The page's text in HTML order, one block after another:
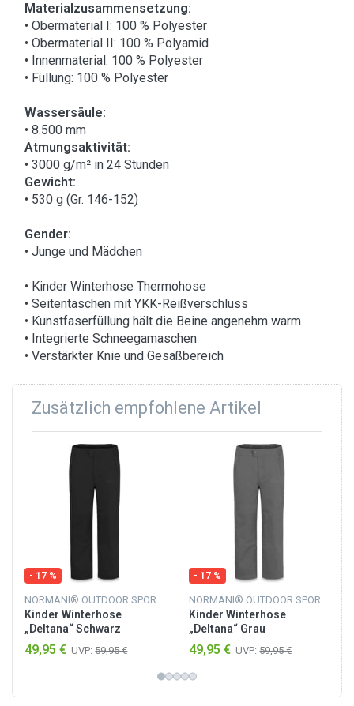
Materialzusammensetzung:
• Obermaterial I: 100 % Polyester
• Obermaterial II: 100 % Polyamid
• Innenmaterial: 100 % Polyester
• Füllung: 100 % Polyester
Wassersäule:
• 8.500 mm
Atmungsaktivität:
• 3000 g/m² in 24 Stunden
Gewicht:
• 530 g (Gr. 146-152)
Gender:
• Junge und Mädchen
• Kinder Winterhose Thermohose
• Seitentaschen mit YKK-Reißverschluss
• Kunstfaserfüllung hält die Beine angenehm warm
• Integrierte Schneegamaschen
• Verstärkter Knie und Gesäßbereich
Zusätzlich empfohlene Artikel
- 17 %
Kinder Winterhose
„Deltana“ Schwarz
49,95 € UVP: 59,95 €
- 17 %
Kinder Winterhose
„Deltana“ Grau
49,95 € UVP: 59,95 €